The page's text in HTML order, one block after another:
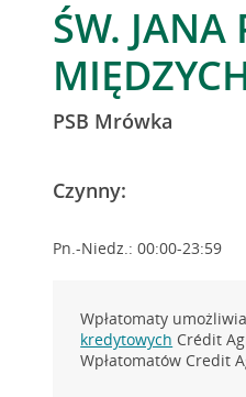
ŚW. JANA
PSB Mrówka
Czynny:
Pn.-Niedz.: 00:00-23:59
Wpłatomaty
kredytowych Crédit
Wpłatomatów Credit